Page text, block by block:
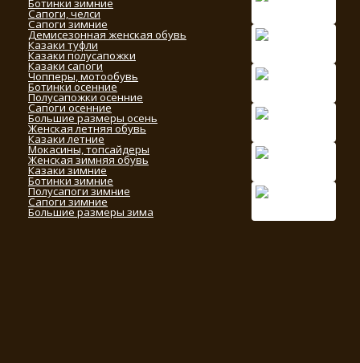
Ботинки зимние
Сапоги, челси
Сапоги зимние
Демисезонная женская обувь
Казаки туфли
Казаки полусапожки
Казаки сапоги
Чопперы, мотообувь
Ботинки осенние
Полусапожки осенние
Сапоги осенние
Большие размеры осень
Женская летняя обувь
Казаки летние
Мокасины, топсайдеры
Женская зимняя обувь
Казаки зимние
Ботинки зимние
Полусапоги зимние
Сапоги зимние
Большие размеры зима